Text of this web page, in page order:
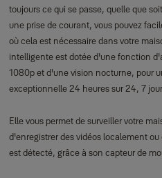
toujours ce qui se passe, quelle que
une prise de courant, vous pouvez
où cela est nécessaire dans votre
intelligente est dotée d'une fonction
1080p et d'une vision nocturne, pour
exceptionnelle 24 heures sur 24, 7
Elle vous permet de surveiller votre
d'enregistrer des vidéos localement
est détecté, grâce à son capteur de